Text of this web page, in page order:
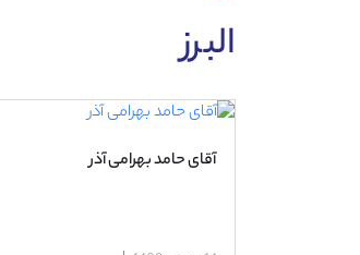
البرز
آقای حامد بهرامی آذر